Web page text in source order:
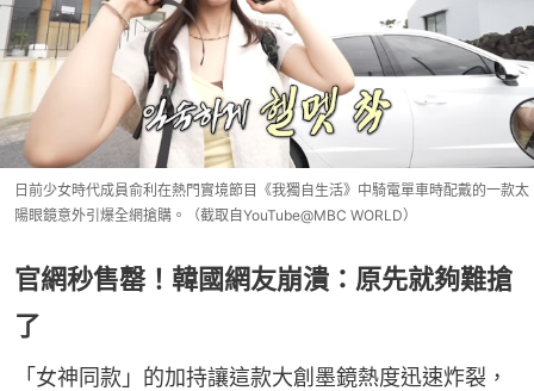
日前少女時代成員俞利在熱門實境節目《我獨自生活》中騎電單車時配戴的一款太
陽眼鏡意外引爆全網搶購。（截取自YouTube@MBC WORLD）
官網秒售罄！韓國網友崩潰：原先就夠難搶
了
「女神同款」的加持讓這款大創墨鏡熱度迅速炸裂，